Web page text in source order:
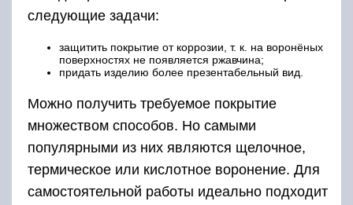
следующие задачи:
защитить покрытие от коррозии, т. к. на воронёных
поверхностях не появляется ржавчина;
придать изделию более презентабельный вид.
Можно получить требуемое покрытие
множеством способов. Но самыми
популярными из них являются щелочное,
термическое или кислотное воронение. Для
самостоятельной работы идеально подходит